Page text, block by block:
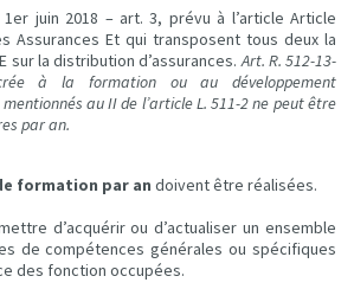
1er juin 2018 – art. 3, prévu à l’article Article
Assurances Et qui transposent tous deux la
sur la distribution d’assurances.Art. R. 512-13-
à la formation ou au développement
au II de l’article L. 511-2 ne peut être
par an.
formation par an doivent être réalisées.
d’acquérir ou d’actualiser un ensemble
de compétences générales ou spécifiques
des fonction occupées.